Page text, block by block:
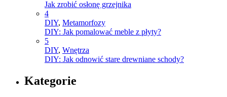
Jak zrobić osłonę grzejnika
4
DIY, Metamorfozy
DIY: Jak pomalować meble z płyty?
5
DIY, Wnętrza
DIY: Jak odnowić stare drewniane schody?
Kategorie